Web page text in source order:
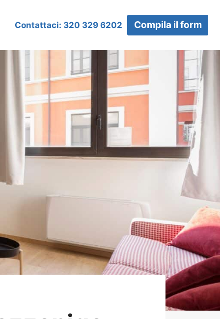
Contattaci: 320 329 6202 Compila il form